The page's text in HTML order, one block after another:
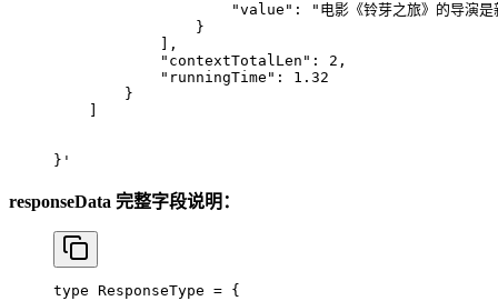
"value": "电影《铃芽之旅》的导演是
                }
            ],
            "contextTotalLen": 2,
            "runningTime": 1.32
        }
}'
responseData 完整字段说明：
type ResponseType = {